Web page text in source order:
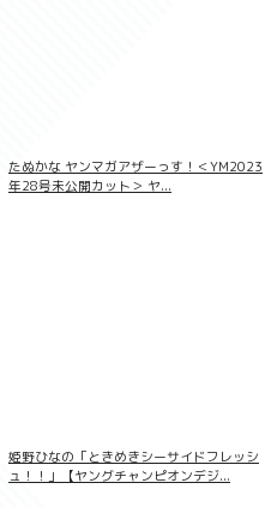
たぬかな ヤンマガアザーっす！＜YM2023
年28号未公開カット＞ ヤ...
姫野ひなの「ときめきシーサイドフレッシ
ュ！！」【ヤングチャンピオンデジ...